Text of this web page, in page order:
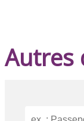
Autres